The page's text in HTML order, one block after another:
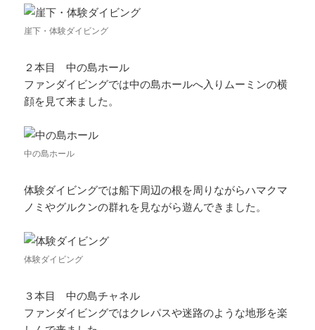
崖下・体験ダイビング
２本目 中の島ホール
ファンダイビングでは中の島ホールへ入りムーミンの横
顔を見て来ました。
中の島ホール
体験ダイビングでは船下周辺の根を周りながらハマクマ
ノミやグルクンの群れを見ながら遊んできました。
体験ダイビング
３本目 中の島チャネル
ファンダイビングではクレパスや迷路のような地形を楽